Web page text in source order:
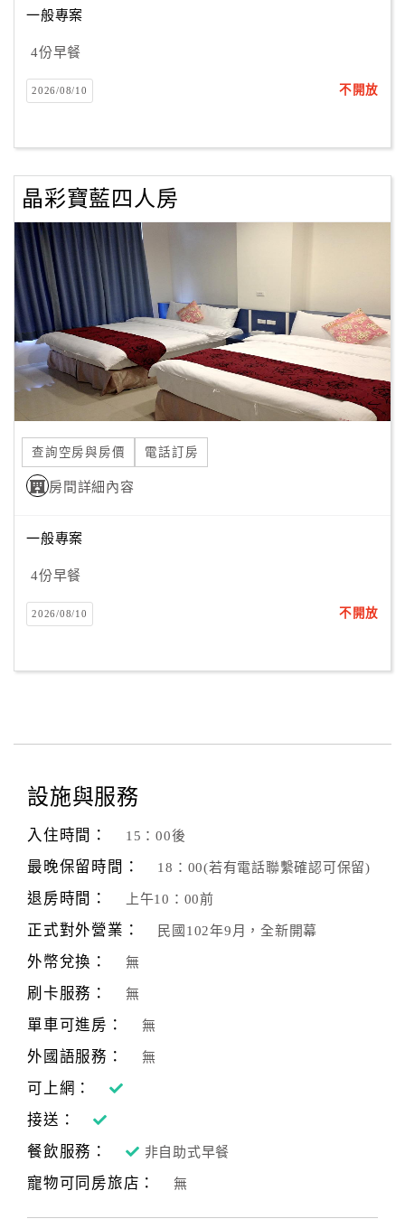
訂
房
Q&A
旅
卡
訂
房
請
款
收
據
合
作
提
案
店
作
作
旅
伴
劃
商
品
傳
一般專案
4份早餐
2026/08/10 不開放
晶彩寶藍四人房
查詢空房與房價 電話訂房
房間詳細內容
一般專案
4份早餐
2026/08/10 不開放
設施與服務
入住時間： 15：00後
最晚保留時間： 18：00(若有電話聯繫確認可保留)
退房時間： 上午10：00前
正式對外營業： 民國102年9月，全新開幕
外幣兌換： 無
刷卡服務： 無
單車可進房： 無
外國語服務： 無
可上網：
接送：
餐飲服務：
非自助式早餐
寵物可同房旅店： 無